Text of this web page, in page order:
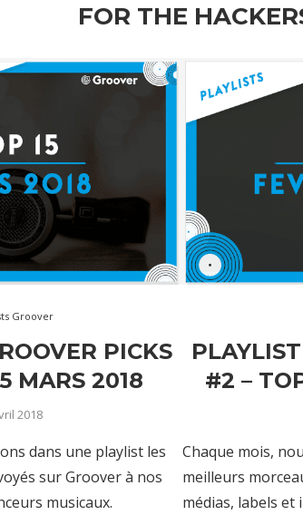
FOR THE
Groover
PICKS
MARS 2018
2018
dans une playlist les
sur Groover à nos
musicaux.
#2 –
Chaque mois,
meilleurs
médias, labels et